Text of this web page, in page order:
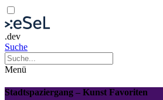
.dev
Suche
Menü
Stadtspaziergang – Kunst Favoriten